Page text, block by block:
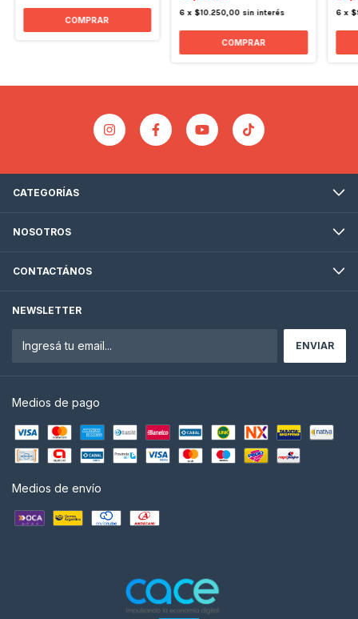
6 x$10.250,00 sin interés
COMPRAR
6 x
CATEGORÍAS
NOSOTROS
CONTACTÁNOS
NEWSLETTER
Medios de pago
Medios de envío